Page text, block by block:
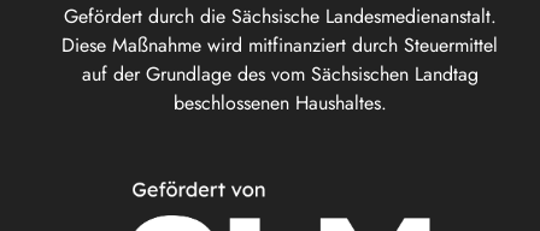
Gefördert durch die Sächsische Landesmedienanstalt.
Diese Maßnahme wird mitfinanziert durch Steuermittel
auf der Grundlage des vom Sächsischen Landtag
beschlossenen Haushaltes.